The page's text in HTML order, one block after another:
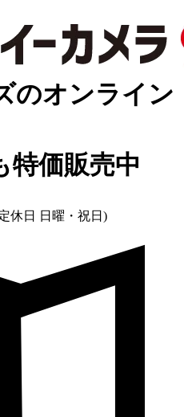
のオンライン
特価販売中
休日 日曜・祝日)